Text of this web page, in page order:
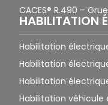
CACES® R.490 –
HABILITATION
Habilitation
Habilitation électrique
Habilitation électrique
Habilitation véhicule